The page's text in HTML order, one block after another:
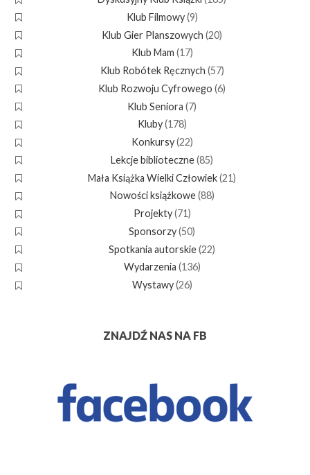
Klub Filmowy(9)
Klub Gier Planszowych (20)
Klub Mam (17)
Klub Robótek Ręcznych (57)
Klub Rozwoju Cyfrowego (6)
Klub Seniora (7)
Kluby(178)
Konkursy(22)
Lekcje biblioteczne(85)
Mała Książka Wielki Człowiek(21)
Nowości książkowe(88)
Projekty(71)
Sponsorzy(50)
Spotkania autorskie(22)
Wydarzenia (136)
Wystawy(26)
ZNAJDŹ NAS NA FB